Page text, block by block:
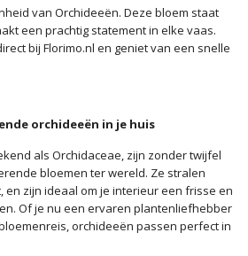
van Orchideeën. Deze bloem staat
een prachtig statement in elke vaas.
bij Florimo.nl en geniet van een snelle
orchideeën in je huis
als Orchidaceae, zijn zonder twijfel
bloemen ter wereld. Ze stralen
en zijn ideaal om je interieur een frisse en
Of je nu een ervaren plantenliefhebber
orchideeën passen perfect in